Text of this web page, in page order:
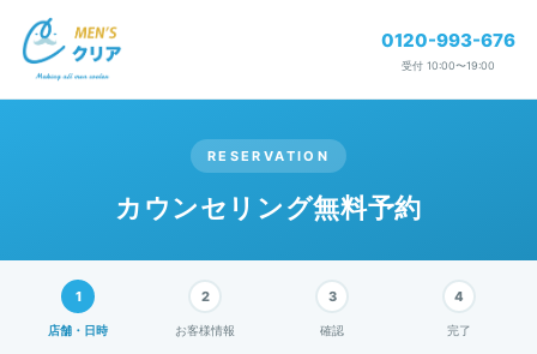
0120-993-676
受付 10:00〜19:00
RESERVATION
カウンセリング無料予約
店舗・日時 お客様情報 確認 完了